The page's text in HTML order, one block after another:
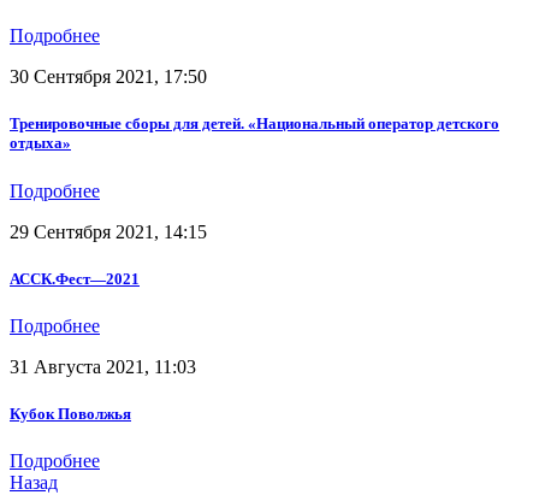
Подробнее
30 Сентября 2021, 17:50
Тренировочные сборы для детей. «Национальный оператор детского
отдыха»
Подробнее
29 Сентября 2021, 14:15
АССК.Фест—2021
Подробнее
31 Августа 2021, 11:03
Кубок Поволжья
Подробнее
Назад